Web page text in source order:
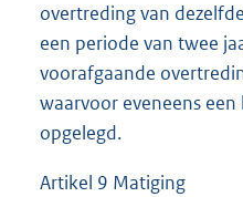
overtreding van
een periode van twee
voorafgaande
waarvoor eveneens
opgelegd.
Artikel 9 Matiging